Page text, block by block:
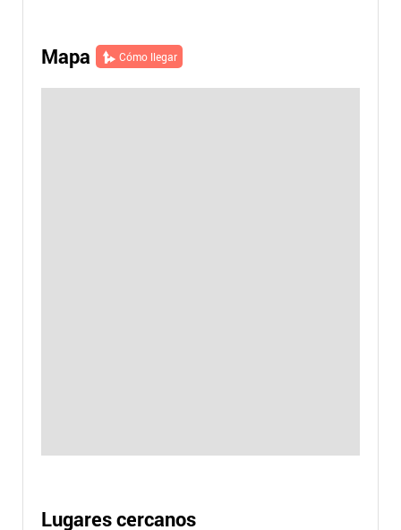
Mapa Cómo llegar
Lugares cercanos